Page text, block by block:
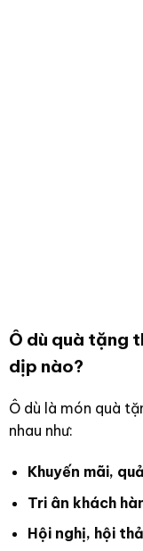
Ô dù quà tặng
dịp nào?
Ô dù là món quà
nhau như:
Khuyến mãi,
Tri ân khách
Hội nghị, hội